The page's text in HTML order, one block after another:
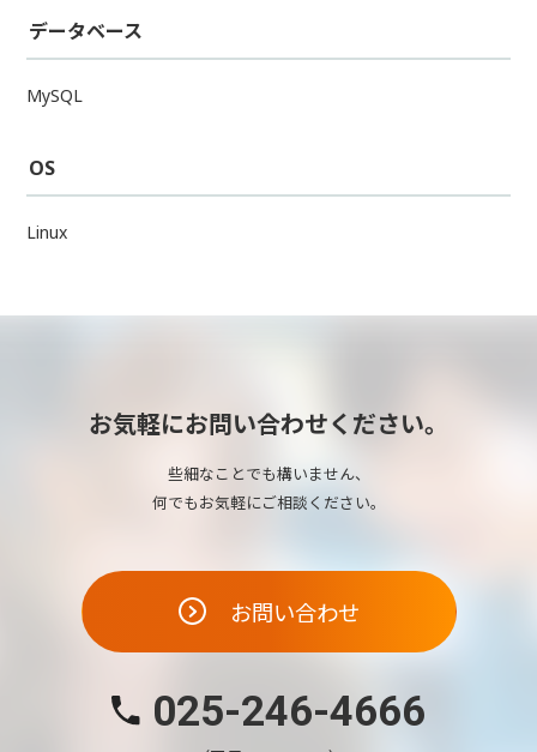
データベース
MySQL
OS
Linux
お気軽にお問い合わせください。
些細なことでも構いません、
何でもお気軽にご相談ください。
お問い合わせ
025-246-4666